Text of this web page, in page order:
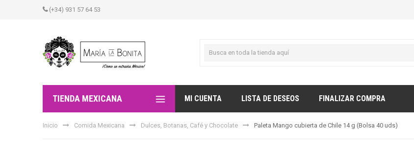
(+34) 931 57 64 53
TIENDA MEXICANA MI CUENTA LISTA DE DESEOS FINALIZAR COMPRA
Inicio Comida Mexicana Dulces, Botanas, Café y Chocolate Paleta Mango cubierta de Chile 14 g (Bolsa 40 uds)